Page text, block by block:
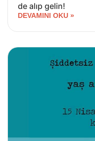
de alıp gelin!
DEVAMINI OKU »